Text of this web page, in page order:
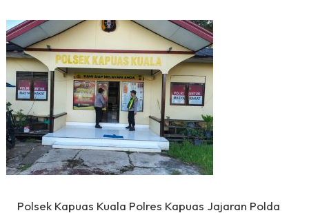
Polsek Kapuas Kuala Polres Kapuas Jajaran Polda